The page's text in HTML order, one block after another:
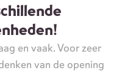
en vaak. Voor zeer
van de opening